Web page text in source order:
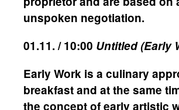
unspoken negotiation.
01.11. / 10:00 Untitled (Early
Early Work is a culinary
breakfast and at the same
the concept of early artistic